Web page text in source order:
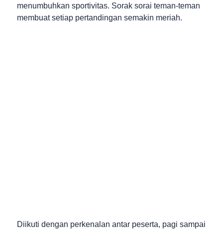
menumbuhkan sportivitas. Sorak sorai teman-teman
membuat setiap pertandingan semakin meriah.
Diikuti dengan perkenalan antar peserta, pagi sampai